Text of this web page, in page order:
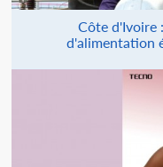
Côte d'Ivoire
d'alimentation